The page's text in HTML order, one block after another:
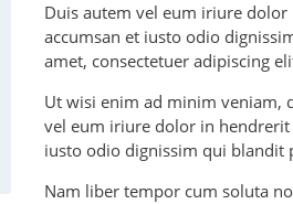
Duis autem vel eum iriure
accumsan et iusto odio
amet, consectetuer adipiscing
Ut wisi enim ad minim veniam,
vel eum iriure dolor in hendrerit
iusto odio dignissim qui blandit
Nam liber tempor cum soluta